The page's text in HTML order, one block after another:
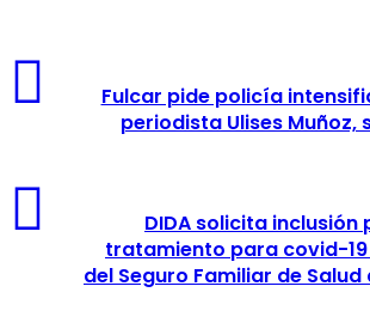
Fulcar pide policía
periodista Ulises Muñoz,
DIDA solicita inclusión
tratamiento para covid-
del Seguro Familiar de Salud